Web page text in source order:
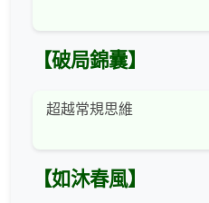
【破局錦囊】
超越常規思維
【如沐春風】